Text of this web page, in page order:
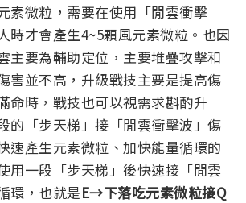
素微粒，需要在使用「閒雲衝擊
時才會產生4~5顆風元素微粒。 也因
主要為輔助定位，主要堆疊攻擊和
害並不高，升級戰技主要是提高傷
命時，戰技也可以視需求斟酌升
的「步天梯」接「閒雲衝擊波」傷
速產生元素微粒、加快能量循環的
用一段「步天梯」後快速接「閒雲
環，也就是E→下落吃元素微粒接Q